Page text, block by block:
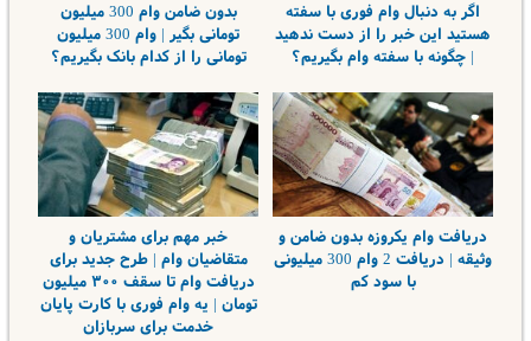
اگر به دنبال وام فوری با سفته
هستید این خبر را از دست ندهید
| چگونه با سفته وام بگیریم؟
بدون ضامن وام 300 میلیون
تومانی بگیر | وام 300 میلیون
تومانی را از کدام بانک بگیریم؟
دریافت وام یکروزه بدون ضامن و
وثیقه | دریافت 2 وام 300 میلیونی
با سود کم
خبر مهم برای مشتریان و
متقاضیان وام | طرح جدید برای
دریافت وام تا سقف ۳۰۰ میلیون
تومان | یه وام فوری با کارت پایان
خدمت برای سربازان